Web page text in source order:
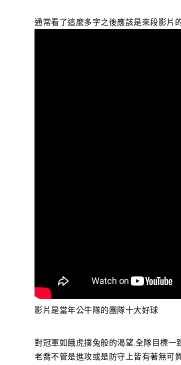
通常看了這麼多字之後應該是來段影片
影片是當年公牛隊的團隊十大好球
對冠軍如餓虎撲兔般的渴望,全隊目標一
老喬不管是進攻或是防守上皆有著無可